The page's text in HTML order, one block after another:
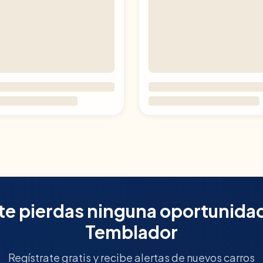
pierdas ninguna
Temblador
Regístrate gratis y recibe alertas de nuevos carros